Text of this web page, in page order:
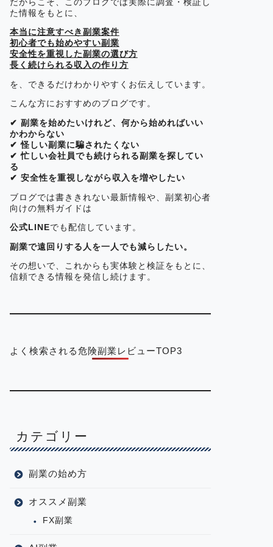
だからこそ、このブログでは実際に調査・検証し
た情報をもとに、
本当に注意すべき副業案件
初心者でも始めやすい副業
安全性を重視した副業の選び方
長く続けられる収入の作り方
を、できるだけわかりやすくお伝えしています。
こんな方におすすめのブログです。
✔ 副業を始めたいけれど、何から始めればいい
かわからない
✔ 怪しい副業に騙されたくない
✔ 忙しい会社員でも続けられる副業を探してい
る
✔ 安全性を重視しながら収入を増やしたい
ブログでは書ききれない最新情報や、副業初心者
向けの無料ガイドは
公式LINEでも配信しています。
副業で遠回りする人を一人でも減らしたい。
その想いで、これからも実体験と検証をもとに、
信頼できる情報を発信し続けます。
よく検索される危険副業レビューTOP3
カテゴリー
副業の始め方
オススメ副業
FX副業